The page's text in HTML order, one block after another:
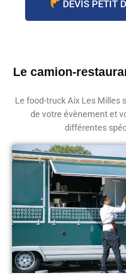
DEVIS PETIT
Le camion-
Le food-truck Aix Les Milles
de votre évènement et
différentes